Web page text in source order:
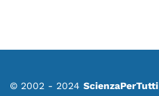
© 2002 - 2024 ScienzaPerTutti